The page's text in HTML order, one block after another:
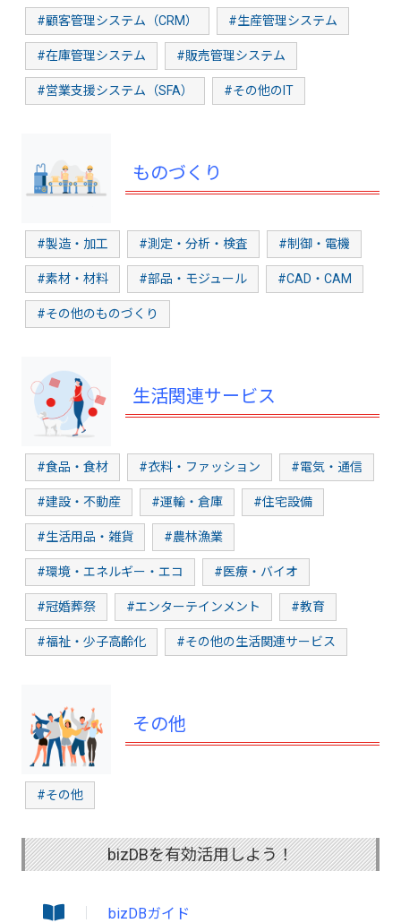
#顧客管理システム（CRM） #生産管理システム
#在庫管理システム #販売管理システム
#営業支援システム（SFA） #その他のIT
ものづくり
#製造・加工 #測定・分析・検査 #制御・電機
#素材・材料 #部品・モジュール #CAD・CAM
#その他のものづくり
生活関連サービス
#食品・食材 #衣料・ファッション #電気・通信
#建設・不動産 #運輸・倉庫 #住宅設備
#生活用品・雑貨 #農林漁業
#環境・エネルギー・エコ #医療・バイオ
#冠婚葬祭 #エンターテインメント #教育
#福祉・少子高齢化 #その他の生活関連サービス
その他
#その他
bizDBを有効活用しよう！
bizDBガイド